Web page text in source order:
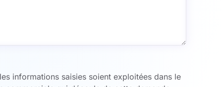
informations saisies soient exploitées dans le